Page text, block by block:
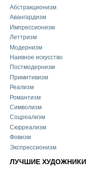
Абстракционизм
Авангардизм
Импрессионизм
Леттризм
Модернизм
Наивное искусство
Постмодернизм
Примитивизм
Реализм
Романтизм
Символизм
Соцреализм
Сюрреализм
Фовизм
Экспрессионизм
ЛУЧШИЕ ХУДОЖНИКИ